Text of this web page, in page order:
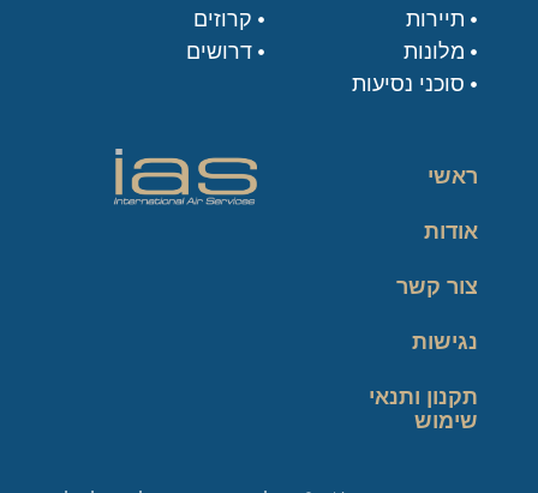
תיירות
מלונות
סוכני נסיעות
קרוזים
דרושים
ראשי
אודות
צור קשר
נגישות
תקנון ותנאי
שימוש